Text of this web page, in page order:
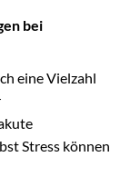
bei
eine Vielzahl
Stress können